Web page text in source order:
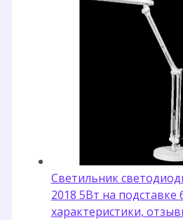
Светильник
2018 5Вт на
характеристики,